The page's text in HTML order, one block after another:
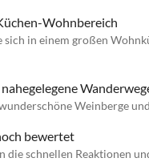
Wohnbereich
sich in einem großen
Weinberge
bewertet
die schnellen Reaktionen